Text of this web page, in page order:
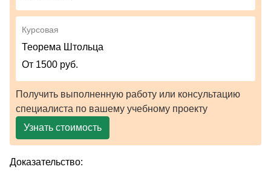
Курсовая
Теорема Штольца
От 1500 руб.
Получить выполненную работу или консультацию
специалиста по вашему учебному проекту
Узнать стоимость
Доказательство: